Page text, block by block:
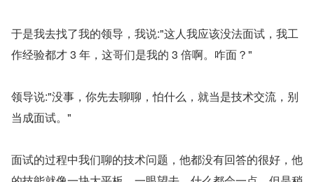
于是我去找了我的领导，我说:"这人我应该没法面试，我工
作经验都才 3 年，这哥们是我的 3 倍啊。咋面？"
领导说:"没事，你先去聊聊，怕什么，就当是技术交流，别
当成面试。"
面试的过程中我们聊的技术问题，他都没有回答的很好，他